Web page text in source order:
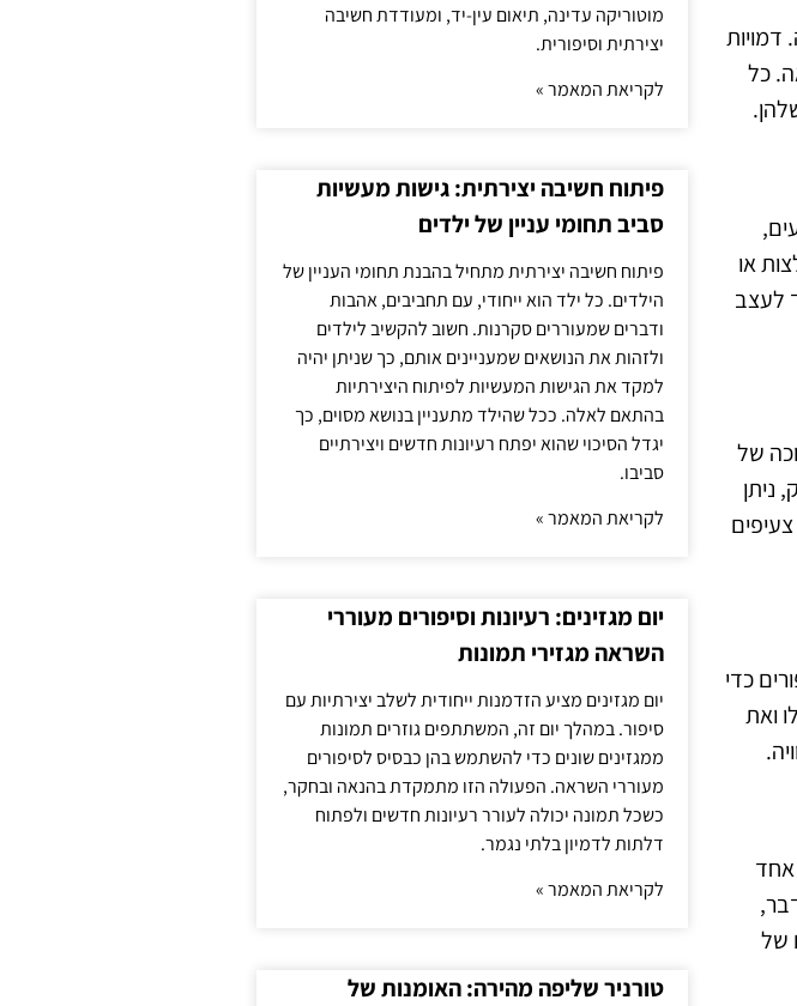
דמויות
כל
או
לעצב
של
ניתן
כדי
ואת
אחד
של
מוטוריקה עדינה, תיאום עין-יד, ומעודדת חשיבה
יצירתית וסיפורית.
לקריאת המאמר »
פיתוח חשיבה יצירתית: גישות מעשיות
סביב תחומי עניין של ילדים
פיתוח חשיבה יצירתית מתחיל בהבנת תחומי העניין של
הילדים. כל ילד הוא ייחודי, עם תחביבים, אהבות
ודברים שמעוררים סקרנות. חשוב להקשיב לילדים
ולזהות את הנושאים שמעניינים אותם, כך שניתן יהיה
למקד את הגישות המעשיות לפיתוח היצירתיות
בהתאם לאלה. ככל שהילד מתעניין בנושא מסוים, כך
יגדל הסיכוי שהוא יפתח רעיונות חדשים ויצירתיים
סביבו.
לקריאת המאמר »
יום מגזינים: רעיונות וסיפורים מעוררי
השראה מגזירי תמונות
יום מגזינים מציע הזדמנות ייחודית לשלב יצירתיות עם
סיפור. במהלך יום זה, המשתתפים גוזרים תמונות
ממגזינים שונים כדי להשתמש בהן כבסיס לסיפורים
מעוררי השראה. הפעולה הזו מתמקדת בהנאה ובחקר,
כשכל תמונה יכולה לעורר רעיונות חדשים ולפתוח
דלתות לדמיון בלתי נגמר.
לקריאת המאמר »
טורניר שליפה מהירה: האומנות של